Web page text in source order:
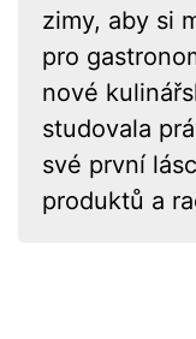
zimy, aby si
pro
nové
studovala
své první
produktů a